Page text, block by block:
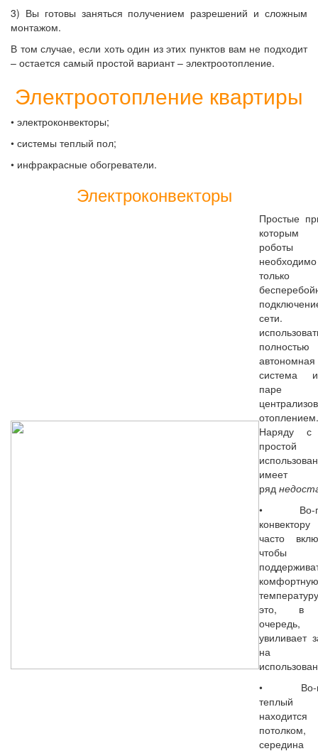
3) Вы готовы заняться получением разрешений и сложным
монтажом.
В том случае, если хоть один из этих пунктов вам не подходит
– остается самый простой вариант – электроотопление.
Электроотопление квартиры
• электроконвекторы;
• системы теплый пол;
• инфракрасные обогреватели.
Электроконвекторы
Простые
роботы
необходимо
только
сети.
полностью
автономная
система
отоплением.
Наряду с
простой
имеет
ряд
• Во-
часто
чтобы
комфортную
это, в
очередь,
увиливает
на
• Во-
теплый
середина